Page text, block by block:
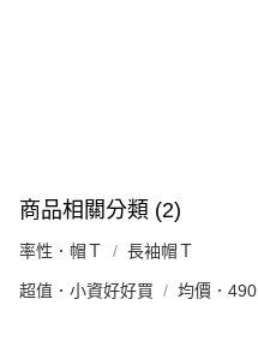
商品相關分類 (2)
率性．帽Ｔ 長袖帽Ｔ
超值．小資好好買 均價．490